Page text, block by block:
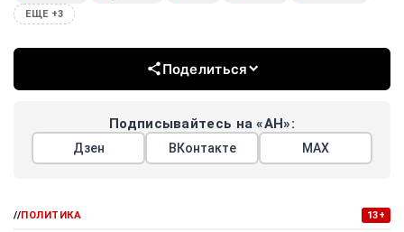
ЕЩЕ +3
Поделиться
Подписывайтесь на «АН»:
Дзен ВКонтакте МАХ
//ПОЛИТИКА 13+